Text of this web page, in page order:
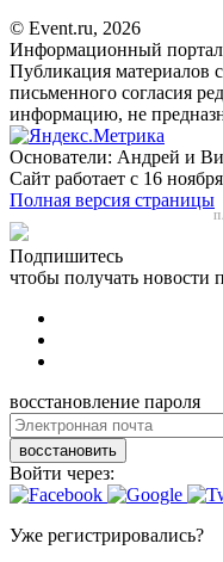
© Event.ru, 2026
Информационный портал
Публикация материалов
письменного согласия
информацию, не
Основатели: Андрей и
Сайт работает с 16
Полная версия страницы
Подпишитесь
чтобы получать новости
восстановление пароля
восстановить
Войти через:
Уже регистрировались?